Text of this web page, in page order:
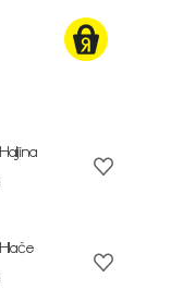
Haljina
Hlače